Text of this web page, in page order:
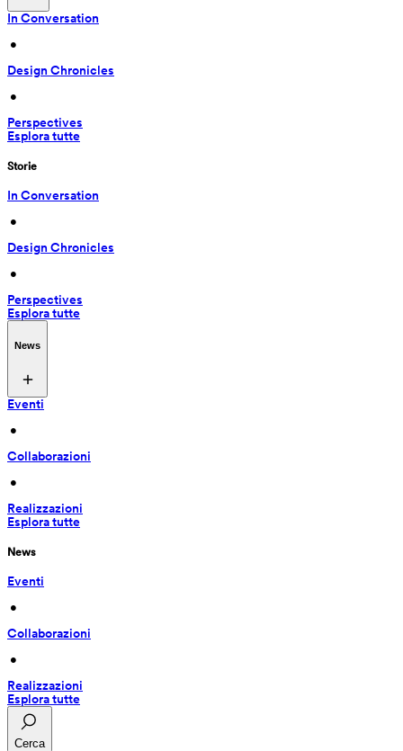
In Conversation
•
Design Chronicles
•
Perspectives
Esplora tutte
Storie
In Conversation
•
Design Chronicles
•
Perspectives
Esplora tutte
News
Eventi
•
Collaborazioni
•
Realizzazioni
Esplora tutte
News
Eventi
•
Collaborazioni
•
Realizzazioni
Esplora tutte
Cerca